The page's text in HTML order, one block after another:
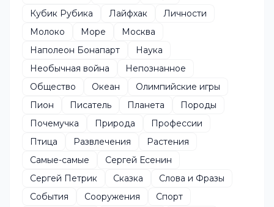
Кубик Рубика
Лайфхак
Личности
Молоко
Море
Москва
Наполеон Бонапарт
Наука
Необычная война
Непознанное
Общество
Океан
Олимпийские игры
Пион
Писатель Планета
Породы
Почемучка
Природа
Профессии
Птица
Развлечения
Растения
Самые-самые
Сергей Есенин
Сергей Петрик
Сказка
Слова и Фразы
События
Сооружения
Спорт